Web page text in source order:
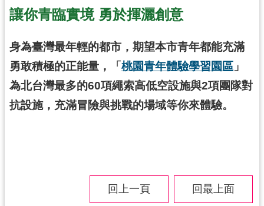
政
信
桃
園
市
政
讓你青臨實境 勇於揮灑創意
身為臺灣最年輕的都市，期望本市青年都能充滿
勇敢積極的正能量，「桃園青年體驗學習園區 」
為北台灣最多的60項繩索高低空設施與2項團隊對
抗設施，充滿冒險與挑戰的場域等你來體驗。
回上一頁 回最上面